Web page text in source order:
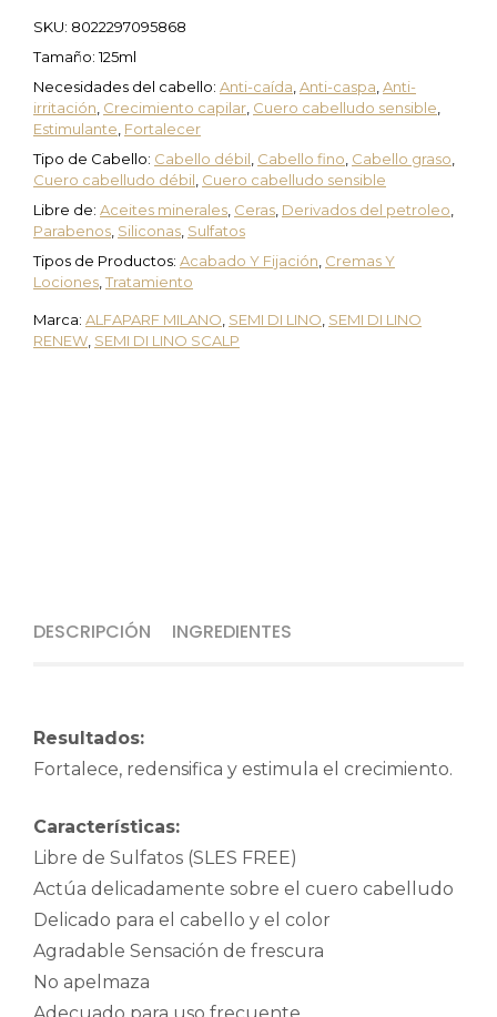
SKU: 8022297095868
Tamaño: 125ml
Necesidades del cabello: Anti-caída Anti-caspa Anti-
irritación Crecimiento capilar Cuero cabelludo sensible
Estimulante Fortalecer
Tipo de Cabello: Cabello débil Cabello fino Cabello graso
Cuero cabelludo débil Cuero cabelludo sensible
Libre de: Aceites minerales Ceras Derivados del petroleo
Parabenos Siliconas Sulfatos
Tipos de Productos: Acabado Y Fijación Cremas Y
Lociones Tratamiento
Marca: ALFAPARF MILANO SEMI DI LINO SEMI DI LINO
RENEW SEMI DI LINO SCALP
DESCRIPCIÓN INGREDIENTES
Resultados:
Fortalece, redensifica y estimula el crecimiento.
Características:
Libre de Sulfatos (SLES FREE)
Actúa delicadamente sobre el cuero cabelludo
Delicado para el cabello y el color
Agradable Sensación de frescura
No apelmaza